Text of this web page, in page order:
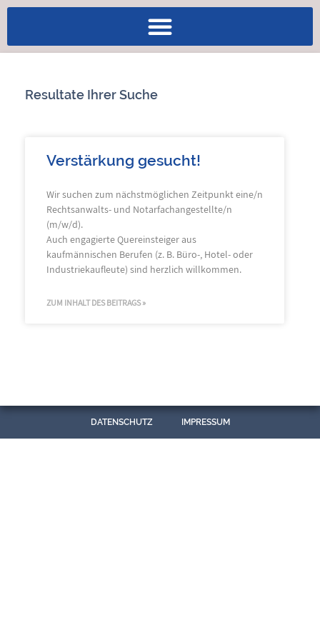
Resultate Ihrer Suche
Verstärkung gesucht!
Wir suchen zum nächstmöglichen Zeitpunkt eine/n
Rechtsanwalts- und Notarfachangestellte/n
(m/w/d).
Auch engagierte Quereinsteiger aus
kaufmännischen Berufen (z. B. Büro-, Hotel- oder
Industriekaufleute) sind herzlich willkommen.
ZUM INHALT DES BEITRAGS »
DATENSCHUTZ IMPRESSUM